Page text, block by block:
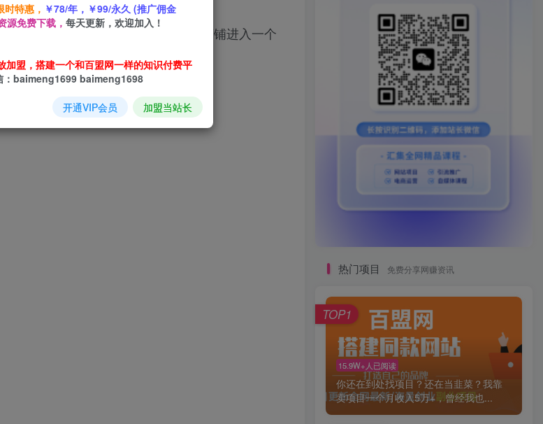
，付费和自然流双向反哺，从而让店铺进入一个
热门项目 免费分享网赚资讯
15.9W+人已阅读
你还在到处找项目？还在当韭菜？我靠
卖项目一个月收入5万+，曾经我也...
TOP1
时特惠， ￥78/年，￥99/永久 (推广佣金
源免费下载， 每天更新，欢迎加入！
加盟，搭建一个和百盟网一样的知识付费平
：baimeng1699 baimeng1698
开通VIP会员 加盟当站长